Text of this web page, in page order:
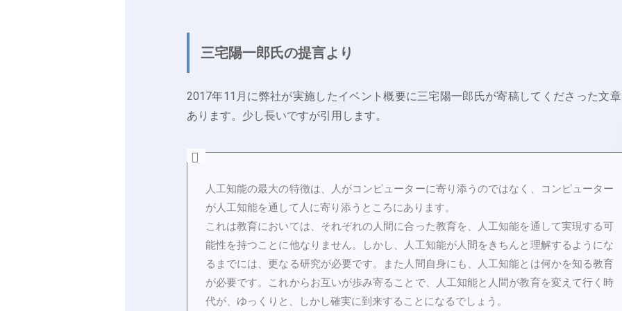
三宅陽一郎氏の提言より
2017年11月に弊社が実施したイベント概要に三宅陽一郎氏が寄稿してくださった文
あります。少し長いですが引用します。
人工知能の最大の特徴は、人がコンピューターに寄り添うのではなく、コンピューター
が人工知能を通して人に寄り添うところにあります。
これは教育においては、それぞれの人間に合った教育を、人工知能を通して実現する可
能性を持つことに他なりません。しかし、人工知能が人間をきちんと理解するようにな
るまでには、更なる研究が必要です。また人間自身にも、人工知能とは何かを知る教育
が必要です。これからお互いが歩み寄ることで、人工知能と人間が教育を変えて行く時
代が、ゆっくりと、しかし確実に到来することになるでしょう。